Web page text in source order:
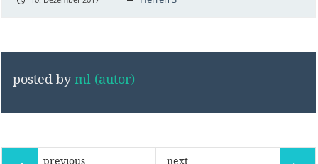
posted byml (autor)
previous next